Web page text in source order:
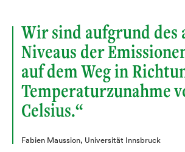
Wir sind aufgrund des
Niveaus der
auf dem Weg in
Temperaturzunahme
Celsius.“
Fabien Maussion, Universität Innsbruck